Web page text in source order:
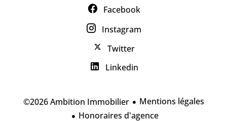
Facebook
Instagram
Twitter
Linkedin
©2026 Ambition Immobilier
Mentions légales
Honoraires d'agence